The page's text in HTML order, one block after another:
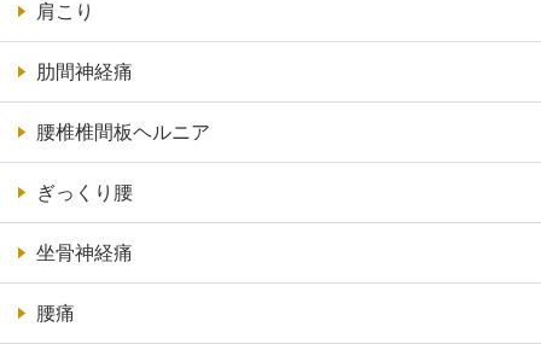
肩こり
肋間神経痛
腰椎椎間板ヘルニア
ぎっくり腰
坐骨神経痛
腰痛